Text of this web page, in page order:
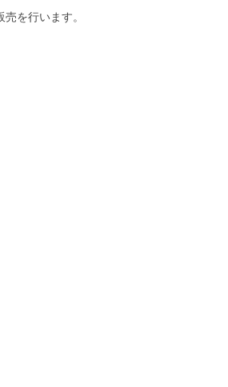
を行います。